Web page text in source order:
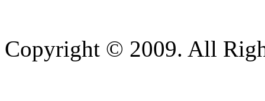
Copyright © 2009. All